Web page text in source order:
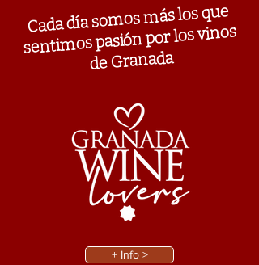
Cada día somos más los que
sentimos pasión por los vinos
de Granada
+ Info >